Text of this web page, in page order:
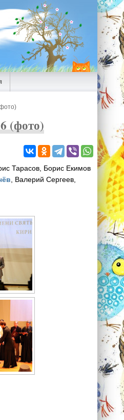
(фото)
Тарасов, Борис Екимов
, Валерий Сергеев,